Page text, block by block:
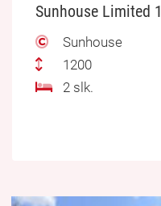
Sunhouse Limited
Sunhouse
1200
2 slk.